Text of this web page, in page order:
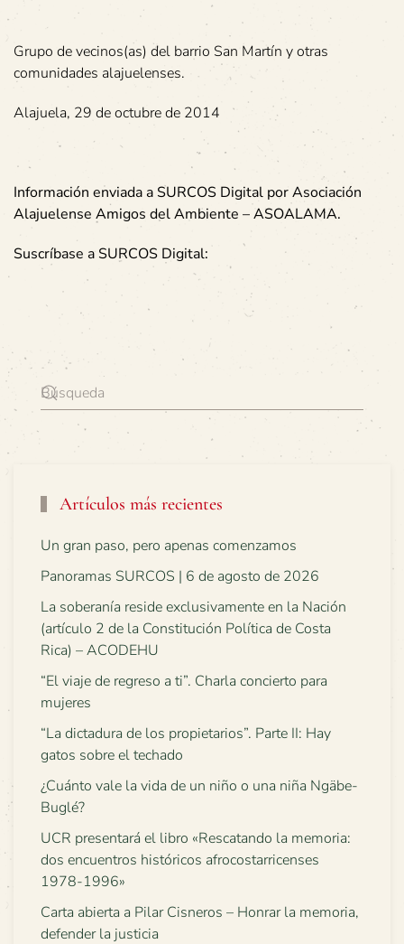
Grupo de vecinos(as) del barrio San Martín y otras
comunidades alajuelenses.
Alajuela, 29 de octubre de 2014
Información enviada a SURCOS Digital porAsociación
Alajuelense Amigos del Ambiente – ASOALAMA.
Suscríbase a SURCOS Digital:
Artículos más recientes
Un gran paso, pero apenas comenzamos
Panoramas SURCOS | 6 de agosto de 2026
La soberanía reside exclusivamente en la Nación
(artículo 2 de la Constitución Política de Costa
Rica) – ACODEHU
“El viaje de regreso a ti”. Charla concierto para
mujeres
“La dictadura de los propietarios”. Parte II: Hay
gatos sobre el techado
¿Cuánto vale la vida de un niño o una niña Ngäbe-
Buglé?
UCR presentará el libro «Rescatando la memoria:
dos encuentros históricos afrocostarricenses
1978-1996»
Carta abierta a Pilar Cisneros – Honrar la memoria,
defender la justicia